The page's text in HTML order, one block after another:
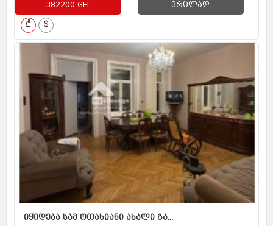
382200 GEL ვრცლად
₾ $
იყიდება სამ ოთახიანი ახალი გა...